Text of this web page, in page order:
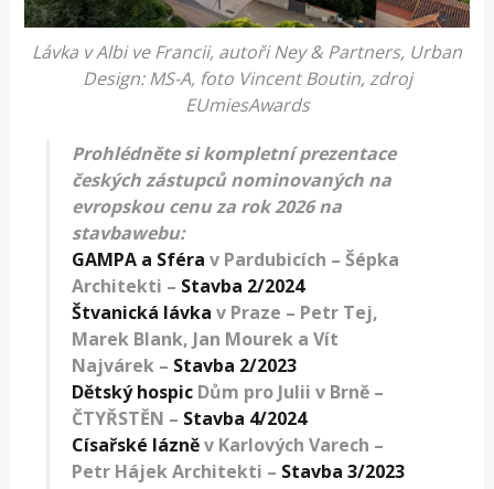
Lávka v Albi ve Francii, autoři Ney & Partners, Urban
Design: MS-A, foto Vincent Boutin, zdroj
EUmiesAwards
Prohlédněte si kompletní prezentace
českých zástupců nominovaných na
evropskou cenu za rok 2026 na
stavbawebu:
GAMPA a Sféra v Pardubicích – Šépka
Architekti – Stavba 2/2024
Štvanická lávka v Praze – Petr Tej,
Marek Blank, Jan Mourek a Vít
Najvárek – Stavba 2/2023
Dětský hospic Dům pro Julii v Brně –
ČTYŘSTĚN – Stavba 4/2024
Císařské lázněv Karlových Varech –
Petr Hájek Architekti – Stavba 3/2023